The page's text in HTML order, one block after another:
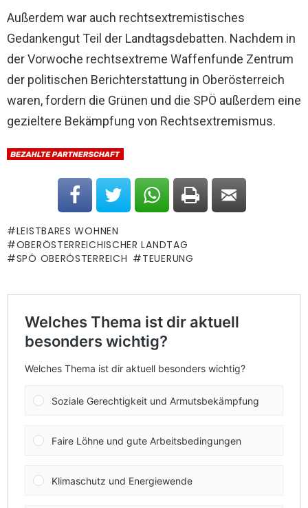
Außerdem war auch rechtsextremistisches
Gedankengut Teil der Landtagsdebatten. Nachdem in
der Vorwoche rechtsextreme Waffenfunde Zentrum
der politischen Berichterstattung in Oberösterreich
waren, fordern die Grünen und die SPÖ außerdem eine
gezieltere Bekämpfung von Rechtsextremismus.
LEISTBARES WOHNEN
OBERÖSTERREICHISCHER LANDTAG
SPÖ OBERÖSTERREICH
TEUERUNG